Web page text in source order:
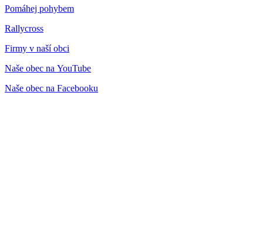
Pomáhej pohybem
Rallycross
Firmy v naší obci
Naše obec na YouTube
Naše obec na Facebooku